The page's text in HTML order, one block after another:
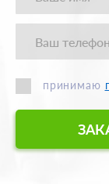
принимаю